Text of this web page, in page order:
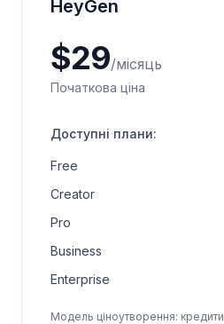
HeyGen
$29/місяць
Початкова ціна
Доступні плани:
Free
Creator
Pro
Business
Enterprise
Модель ціноутворення: кредити